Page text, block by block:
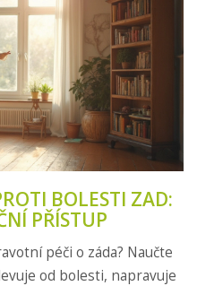
BOLESTI ZAD:
PŘÍSTUP
péči o záda? Naučte
od bolesti, napravuje